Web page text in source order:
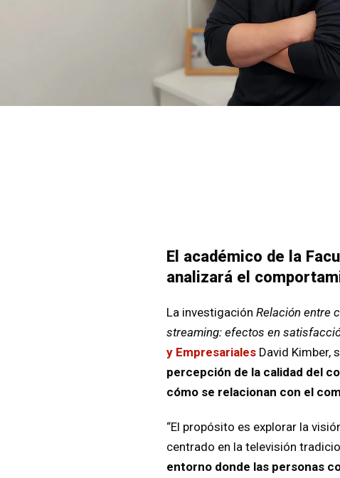
El académico de la
analizará el
La investigación Relación entre
streaming: efectos en
y Empresariales David Kimber,
percepción de la calidad del
cómo se relacionan con el
“El propósito es explorar la
centrado en la televisión
entorno donde las personas